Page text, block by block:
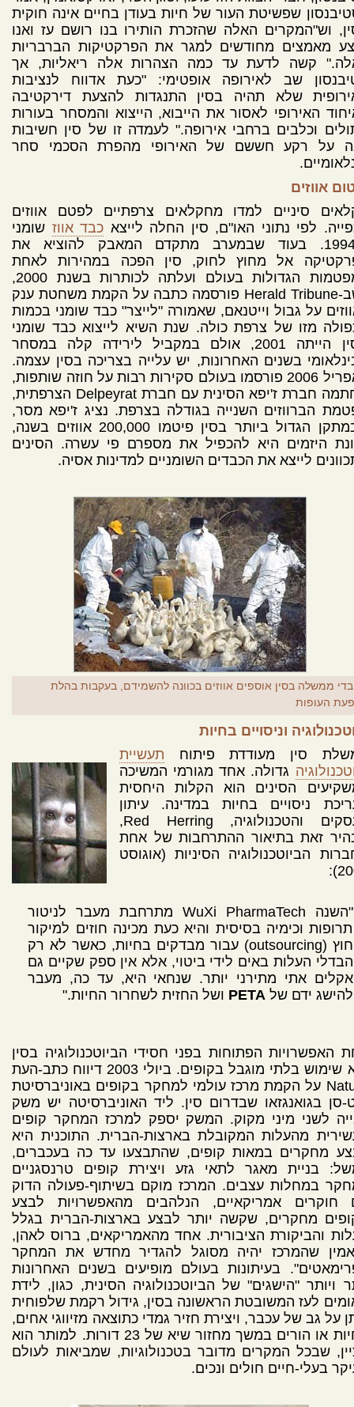
שפשיטת העור של חיות בעודן בחיים אינה חוקית
וש"המקרים האלה שהזכרת הותירו בנו רושם עז ואנו
מאמצים מחודשים למגר את הפרקטיקות הברבריות
קשה לדעת עד כמה הצהרות אלה ריאליות, אך
שב לאירופה אופטימי: "כעת אדווח לנציבות
שלא תהיה בסין התנגדות להצעת דירקטיבה
האירופי לאסור את הייבוא, הייצוא והמסחר בעורות
וכלבים ברחבי אירופה." לעמדה זו של סין חשיבות
על רקע חששם של האירופי מהפרת הסכמי סחר
אווזים
סיניים למדו מחקלאים צרפתיים לפטם אווזים
לפי נתוני האו"ם, סין החלה לייצא כבד אווז שומני
ב-1994. בעוד שבמערב מתקדם המאבק להוציא את
אל מחוץ לחוק, סין הפכה במהירות לאחת
המפטמות הגדולות בעולם ועלתה לכותרות בשנת 2000,
כשב-Herald Tribune פורסמה כתבה על הקמת משחטת ענק
על גבול וייטנאם, שאמורה "לייצר" כבד שומני בכמות
מזו של צרפת כולה. שנת השיא לייצוא כבד שומני
מסין הייתה 2001, אולם במקביל לירידה קלה במסחר
בשנים האחרונות, יש עלייה בצריכה בסין עצמה.
באפריל 2006 פורסמו בעולם סקירות רבות על חוזה שותפות,
שחתמה חברת ז'יפא הסינית עם חברת Delpeyrat הצרפתית,
הברווזים השנייה בגודלה בצרפת. נציג ז'יפא מסר,
שבמתקן הגדול ביותר בסין פיטמו 200,000 אווזים בשנה,
היזמים היא להכפיל את מספרם פי עשרה. הסינים
לייצא את הכבדים השומניים למדינות אסיה.
ממשלה בסין אוספים אווזים בכוונה להשמידם, בעקבות בהלת
העופות
וניסויים בחיות
סין מעודדת פיתוח תעשיית
גדולה. אחד מגורמי המשיכה
הסינים הוא הקלות היחסית
ניסויים בחיות במדינה. עיתון
העסקים והטכנולוגיה, Red Herring,
זאת בתיאור ההתרחבות של אחת
הביוטכנולוגיה הסיניות (אוגוסט
"השנה WuXi PharmaTech מתרחבת מעבר לניטור
תרופות וכימיה בסיסית והיא כעת מכינה חוזים למיקור
חוץ (outsourcing) עבור מבדקים בחיות, כאשר לא רק
הבדלי העלות באים לידי ביטוי, אלא אין ספק שקיים גם
אקלים אתי מתירני יותר. שנחאי היא, עד כה, מעבר
להישג ידם של PETA ושל החזית לשחרור החיות."
האפשרויות הפתוחות בפני חסידי הביוטכנולוגיה בסין
היא שימוש בלתי מוגבל בקופים. ביולי 2003 דיווח כתב-העת
Nature על הקמת מרכז עולמי למחקר בקופים באוניברסיטת
סן בגואנגזאו שבדרום סין. ליד האוניברסיטה יש משק
לשני מיני מקוק. המשק יספק למרכז המחקר קופים
מהעלות המקובלת בארצות-הברית. התוכנית היא
מחקרים במאות קופים, שהתבצעו עד כה בעכברים,
בניית מאגר לתאי גזע ויצירת קופים טרנסגניים
במחלות עצבים. המרכז מוקם בשיתוף-פעולה הדוק
חוקרים אמריקאיים, הנלהבים מהאפשרויות לבצע
מחקרים, שקשה יותר לבצע בארצות-הברית בגלל
והביקורת הציבורית. אחד מהאמריקאים, ברוס לאהן,
שהמרכז יהיה מסוגל להגדיר מחדש את המחקר
בעיתונות בעולם מופיעים בשנים האחרונות
ויותר "הישגים" של הביוטכנולוגיה הסינית, כגון, לידת
לעז המשובטת הראשונה בסין, גידול רקמת שלפוחית
על גב של עכבר, ויצירת חזיר גמדי כתוצאה מזיווגי אחים,
אחיות או הורים במשך מחזור שיא של 23 דורות. למותר הוא
שבכל המקרים מדובר בטכנולוגיות, שמביאות לעולם
בעלי-חיים חולים ונכים.